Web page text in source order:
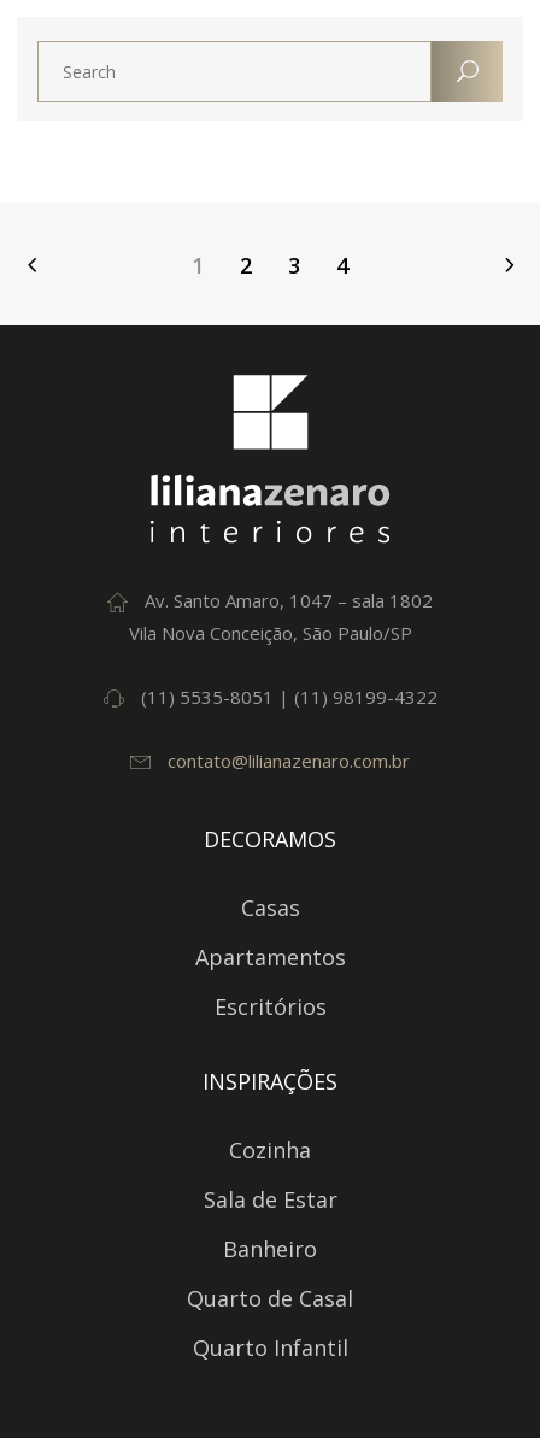
1 2 3 4
Av. Santo Amaro, 1047 – sala 1802
Vila Nova Conceição, São Paulo/SP
(11) 5535-8051 | (11) 98199-4322
contato@lilianazenaro.com.br
DECORAMOS
Casas
Apartamentos
Escritórios
INSPIRAÇÕES
Cozinha
Sala de Estar
Banheiro
Quarto de Casal
Quarto Infantil